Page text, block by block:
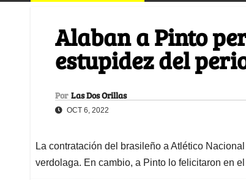
Alaban a Pinto
estupidez del
Por Las Dos Orillas
OCT 6, 2022
La contratación del brasileño a Atlético
verdolaga. En cambio, a Pinto lo felicitaron en